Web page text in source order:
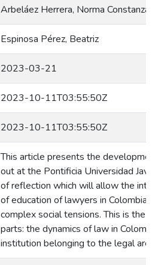
Arbeláez Herrera, Norma Constanza
Espinosa Pérez, Beatriz
2023-03-21
2023-10-11T03:55:50Z
2023-10-11T03:55:50Z
This article presents the
out at the Pontificia Universidad
of reflection which will allow the
of education of lawyers in
complex social tensions. This is the
parts: the dynamics of law in
institution belonging to the legal